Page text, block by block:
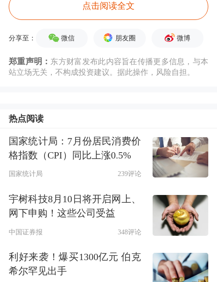
10028.6亿，并没有特别的放大。而且
其中还算上了出逃的北向资金，当然北
86.02亿。
股本身内在砸盘，北向资金落荒而逃，
低位割肉也是一件非常冤枉的事情。
另外一方面，别看今天上证指数深成指
重板块杀跌比较厉害，A股一共4300多
家上市公司中，今天下跌的公司也就是
2619家，上涨的倒有1583家，而且今天
跌幅超过1%的公司实际上只有1750
点击阅读全文
分享至： 微信 朋友圈 微博
郑重声明： 东方财富发布此内容旨在传播更多信息，与本
站立场无关，不构成投资建议。据此操作，风险自担。
热点阅读
国家统计局：7月份居民消费价
格指数（CPI）同比上涨0.5%
国家统计局 239评论
宇树科技8月10日将开启网上、
网下申购！这些公司受益
中国证券报 348评论
利好来袭！爆买1300亿元 伯克
希尔罕见出手